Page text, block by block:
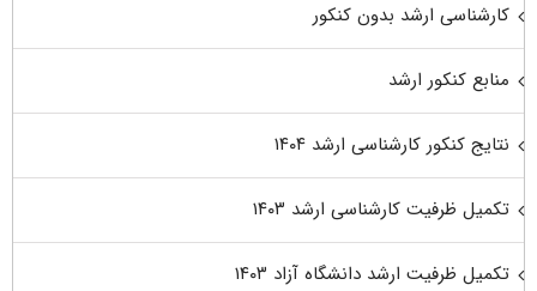
کارشناسی ارشد بدون کنکور
منابع کنکور ارشد
نتایج کنکور کارشناسی ارشد ۱۴۰۴
تکمیل ظرفیت کارشناسی ارشد ۱۴۰۳
تکمیل ظرفیت ارشد دانشگاه آزاد ۱۴۰۳